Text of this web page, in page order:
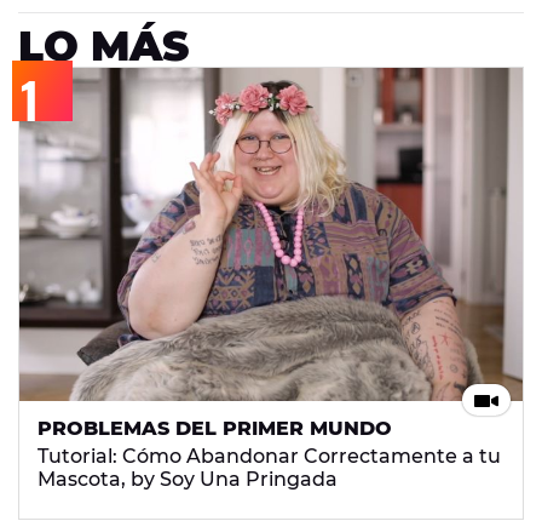
LO MÁS
PROBLEMAS DEL PRIMER MUNDO
Tutorial: Cómo Abandonar Correctamente a tu
Mascota, by Soy Una Pringada